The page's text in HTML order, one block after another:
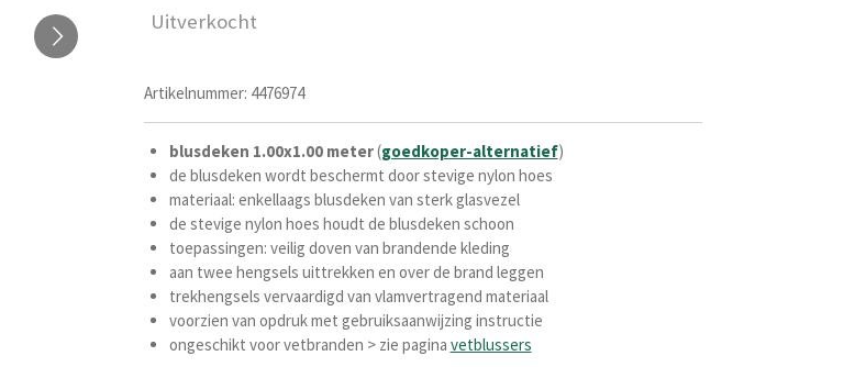
Uitverkocht
Artikelnummer: 4476974
blusdeken 1.00x1.00 meter(goedkoper-alternatief)
de blusdeken wordt beschermt door stevige nylon hoes
materiaal: enkellaags blusdeken van sterk glasvezel
de stevige nylon hoes houdt de blusdeken schoon
toepassingen: veilig doven van brandende kleding
aan twee hengsels uittrekken en over de brand leggen
trekhengsels vervaardigd van vlamvertragend materiaal
voorzien van opdruk met gebruiksaanwijzing instructie
ongeschikt voor vetbranden > zie pagina vetblussers